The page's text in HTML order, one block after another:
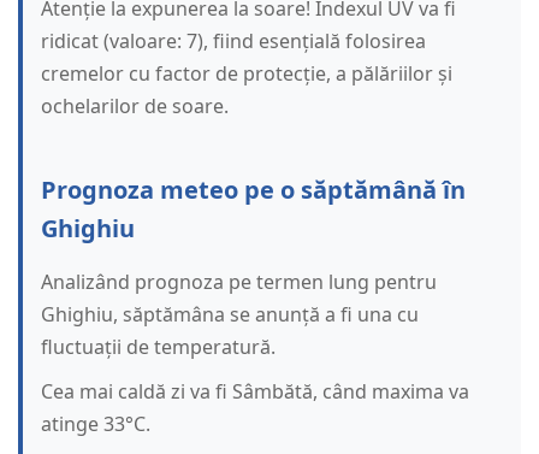
Atenție la expunerea la soare! Indexul UV va fi
ridicat (valoare: 7), fiind esențială folosirea
cremelor cu factor de protecție, a pălăriilor și
ochelarilor de soare.
Prognoza meteo pe o săptămână în
Ghighiu
Analizând prognoza pe termen lung pentru
Ghighiu, săptămâna se anunță a fi una cu
fluctuații de temperatură.
Cea mai caldă zi va fi Sâmbătă, când maxima va
atinge 33°C.